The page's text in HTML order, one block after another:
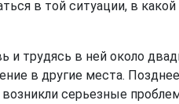
в той ситуации, в
и трудясь в ней около
в другие места.
серьезные